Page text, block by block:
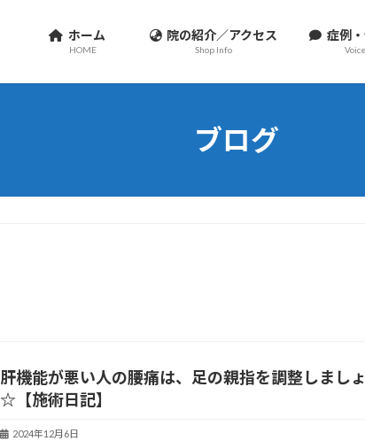
ホーム
HOME
院の紹介／アクセス
Shop Info
症例
Voice
ブログ
肝機能が悪い人の腰痛は、足の親指を調整しまし
☆【施術日記】
2024年12月6日